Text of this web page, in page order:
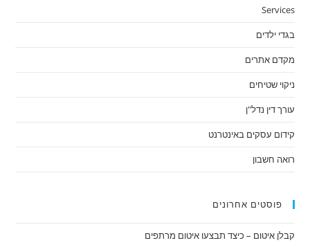
Services
בגדי ילדים
מקדם אתרים
ניקוי שטיחים
עורך דין נדל"ן
קידום עסקים באינטרנט
רואה חשבון
פוסטים אחרונים
קבלן איטום – כיצד תבצעו איטום מרתפים